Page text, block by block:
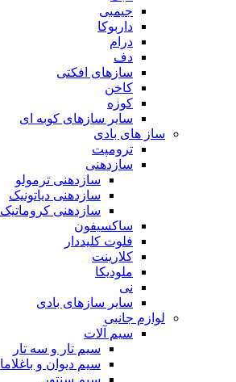
جیمبی
داربوکا
درام
دف
سازهای افکتی
کاخن
کوزه
سایر سازهای کوبه ای
ساز های بادی
ترومپت
سازدهنی
سازدهنی ترمولو
سازدهنی دیاتونیک
سازدهنی کروماتیک
ساکسیفون
فلوت کلیددار
کلارینت
ملودیکا
نی
سایر سازهای بادی
لوازم جانبی
سیم آلات
سیم تار و سه تار
سیم دیوان و باغلاما
سیم سنتور